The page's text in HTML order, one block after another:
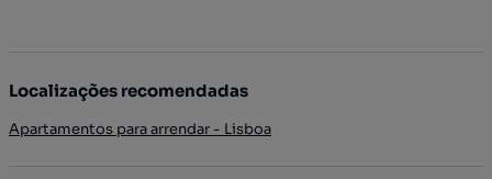
Localizações recomendadas
Apartamentos para arrendar - Lisboa